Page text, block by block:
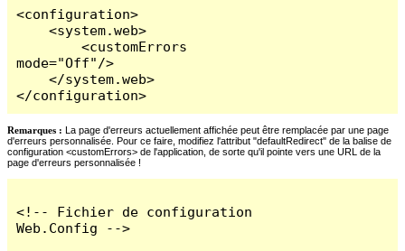
<configuration>
    <system.web>
        <customErrors
mode="Off"/>
    </system.web>
</configuration>
Remarques : La page d'erreurs actuellement affichée peut être remplacée par une page
d'erreurs personnalisée. Pour ce faire, modifiez l'attribut "defaultRedirect" de la balise de
configuration <customErrors> de l'application, de sorte qu'il pointe vers une URL de la
page d'erreurs personnalisée !
<!-- Fichier de configuration
Web.Config -->